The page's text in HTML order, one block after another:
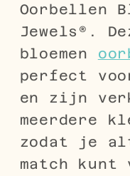
Oorbellen
Jewels®.
bloemen
perfect
en zijn
meerdere
zodat je
match kunt